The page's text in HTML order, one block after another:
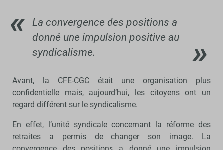
La convergence des positions a
donné une impulsion positive au
syndicalisme.
Avant, la CFE-CGC était une organisation plus
confidentielle mais, aujourd’hui, les citoyens ont un
regard différent sur le syndicalisme.
En effet, l’unité syndicale concernant la réforme des
retraites a permis de changer son image. La